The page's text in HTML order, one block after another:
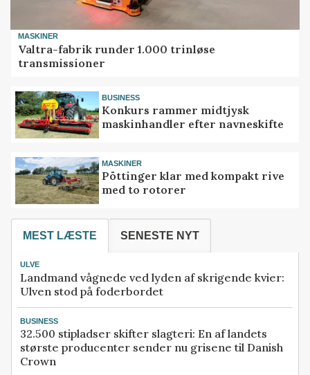
MASKINER
Valtra-fabrik runder 1.000 trinløse
transmissioner
BUSINESS
Konkurs rammer midtjysk
maskinhandler efter navneskifte
MASKINER
Pöttinger klar med kompakt rive
med to rotorer
MEST LÆSTE SENESTE NYT
ULVE
Landmand vågnede ved lyden af skrigende kvier:
Ulven stod på foderbordet
BUSINESS
32.500 stipladser skifter slagteri: En af landets
største producenter sender nu grisene til Danish
Crown